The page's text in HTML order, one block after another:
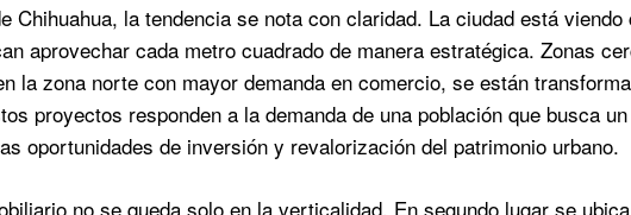
Chihuahua, la tendencia se nota con claridad. La ciudad está
aprovechar cada metro cuadrado de manera estratégica. Zonas
la zona norte con mayor demanda en comercio, se están
proyectos responden a la demanda de una población que busca
oportunidades de inversión y revalorización del patrimonio urbano.
no se queda solo en la verticalidad. En segundo lugar se